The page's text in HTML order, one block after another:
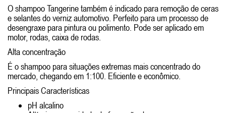
O shampoo Tangerine também é indicado para remoção de ceras
e selantes do verniz automotivo. Perfeito para um processo de
desengraxe para pintura ou polimento. Pode ser aplicado em
motor, rodas, caixa de rodas.
Alta concentração
É o shampoo para situações extremas mais concentrado do
mercado, chegando em 1:100. Eficiente e econômico.
Principais Características
pH alcalino